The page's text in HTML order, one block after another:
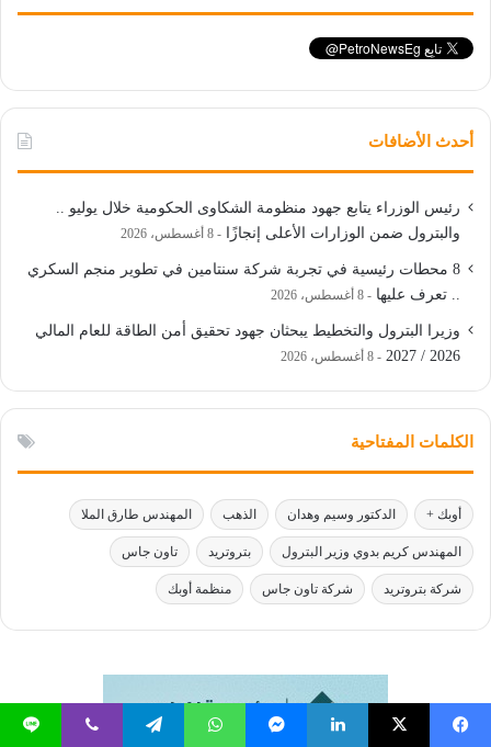
أحدث الأضافات
رئيس الوزراء يتابع جهود منظومة الشكاوى الحكومية خلال يوليو ..
والبترول ضمن الوزارات الأعلى إنجازًا
8 أغسطس، 2026
8 محطات رئيسية في تجربة شركة سنتامين في تطوير منجم السكري
.. تعرف عليها
8 أغسطس، 2026
وزيرا البترول والتخطيط يبحثان جهود تحقيق أمن الطاقة للعام المالي
2026 / 2027
8 أغسطس، 2026
الكلمات المفتاحية
أوبك + الدكتور وسيم وهدان الذهب المهندس طارق الملا
المهندس كريم بدوي وزير البترول بتروتريد تاون جاس
شركة بتروتريد شركة تاون جاس منظمة أوبك